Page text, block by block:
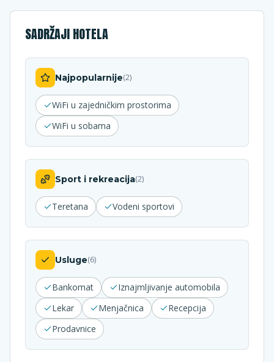
SADRŽAJI HOTELA
Najpopularnije(2)
WiFi u zajedničkim prostorima
WiFi u sobama
Sport i rekreacija(2)
Teretana Vodeni sportovi
Usluge(6)
Bankomat
Iznajmljivanje automobila
Lekar
Menjačnica
Recepcija
Prodavnice